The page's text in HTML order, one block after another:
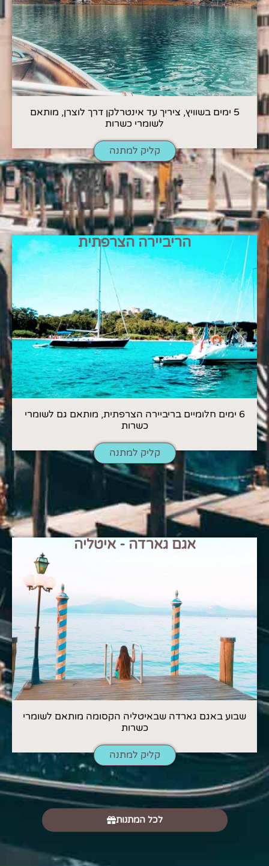
5 ימים בשוויץ, ציריך עד אינטרלקן דרך לוצרן, מותאם
לשומרי כשרות
קליק למתנה
הריביירה הצרפתית
6 ימים חלומיים בריביירה הצרפתית, מותאם גם לשומרי
כשרות
קליק למתנה
אגם גארדה - איטליה
שבוע באגם גארדה שבאיטליה הקסומה מותאם לשומרי
כשרות
קליק למתנה
לכל המתנות